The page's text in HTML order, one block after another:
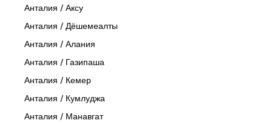
Анталия / Аксу
Анталия / Дёшемеалты
Анталия / Алания
Анталия / Газипаша
Анталия / Кемер
Анталия / Кумлуджа
Анталия / Манавгат